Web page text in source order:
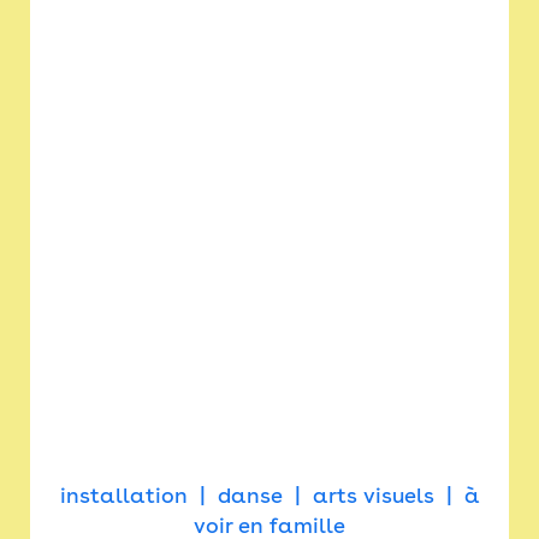
installation danse arts visuels
à
voir en famille